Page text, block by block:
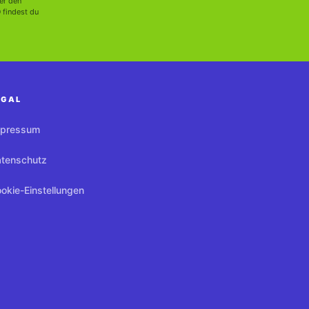
findest du
Einstellungen